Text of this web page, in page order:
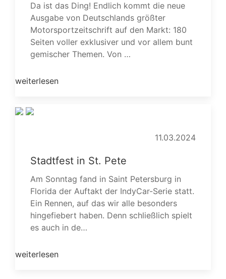
Da ist das Ding! Endlich kommt die neue
Ausgabe von Deutschlands größter
Motorsportzeitschrift auf den Markt: 180
Seiten voller exklusiver und vor allem bunt
gemischer Themen. Von …
weiterlesen
11.03.2024
Stadtfest in St. Pete
Am Sonntag fand in Saint Petersburg in
Florida der Auftakt der IndyCar-Serie statt.
Ein Rennen, auf das wir alle besonders
hingefiebert haben. Denn schließlich spielt
es auch in de…
weiterlesen